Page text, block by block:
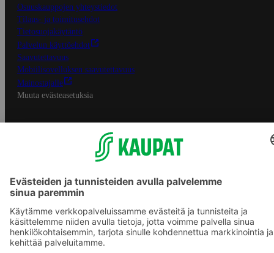
Osuuskauppojen yhteystiedot
Tilaus- ja toimitusehdot
Tietosuojakäytäntö
Palvelun käyttöehdot
Saavutettavuus
Mobiilisovelluksen saavutettavuus
Mainostajalle
Muuta evästeasetuksia
S-ryhmän palvelut
S-ryhmä
Asiakasomistajuus
S-ostoslista -sovellus
Prisma.fi
Sokos.fi